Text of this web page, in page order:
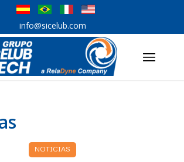
info@sicelub.com
NOTICIAS